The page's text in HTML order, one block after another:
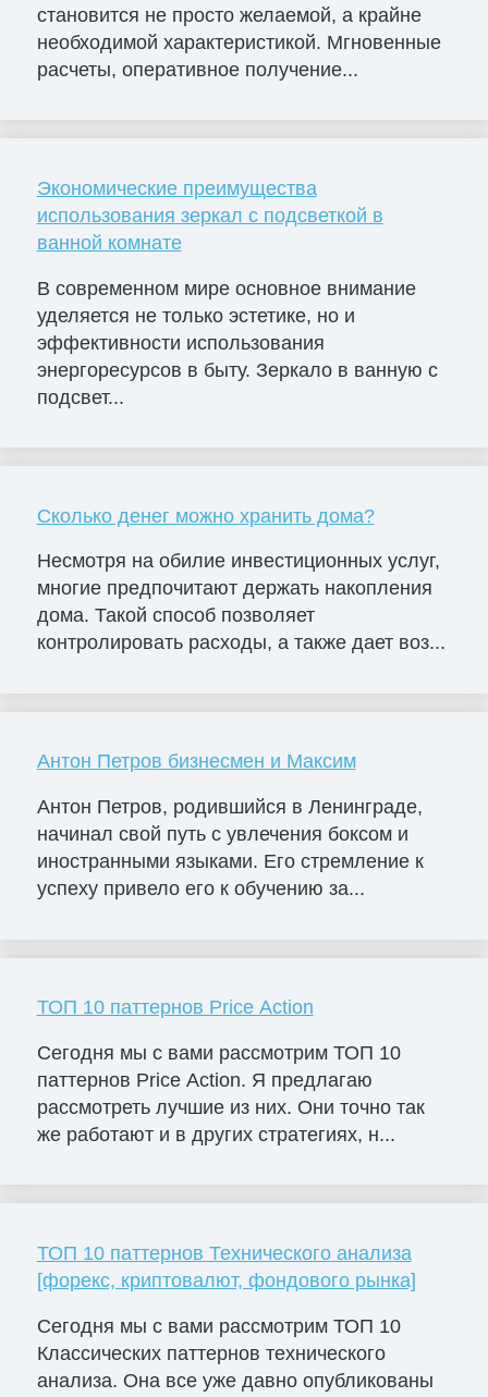
становится не просто желаемой, а крайне
необходимой характеристикой. Мгновенные
расчеты, оперативное получение...
Экономические преимущества
использования зеркал с подсветкой в
ванной комнате
В современном мире основное внимание
уделяется не только эстетике, но и
эффективности использования
энергоресурсов в быту. Зеркало в ванную с
подсвет...
Сколько денег можно хранить дома?
Несмотря на обилие инвестиционных услуг,
многие предпочитают держать накопления
дома. Такой способ позволяет
контролировать расходы, а также дает воз...
Антон Петров бизнесмен и Максим
Антон Петров, родившийся в Ленинграде,
начинал свой путь с увлечения боксом и
иностранными языками. Его стремление к
успеху привело его к обучению за...
ТОП 10 паттернов Price Action
Сегодня мы с вами рассмотрим ТОП 10
паттернов Price Action. Я предлагаю
рассмотреть лучшие из них. Они точно так
же работают и в других стратегиях, н...
ТОП 10 паттернов Технического анализа
[форекс, криптовалют, фондового рынка]
Сегодня мы с вами рассмотрим ТОП 10
Классических паттернов технического
анализа. Она все уже давно опубликованы